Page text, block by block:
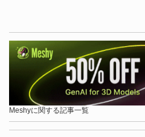
Meshyに関する記事一覧